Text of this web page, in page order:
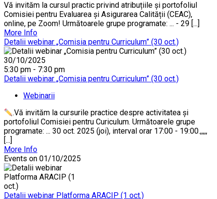
Vă invităm la cursul practic privind atribuțiile și portofoliul
Comisiei pentru Evaluarea și Asigurarea Calității (CEAC),
online, pe Zoom! Următoarele grupe programate: ... - 29 [...]
More Info
Detalii webinar „Comisia pentru Curriculum” (30 oct.)
30/10/2025
5:30 pm - 7:30 pm
Detalii webinar „Comisia pentru Curriculum” (30 oct.)
Webinarii
.Vă invităm la cursurile practice despre activitatea și
portofoliul Comisiei pentru Curiculum. Următoarele grupe
programate: ... 30 oct. 2025 (joi), interval orar 17:00 - 19:00.,,,,,
[...]
More Info
Events on 01/10/2025
Detalii webinar Platforma ARACIP (1 oct.)